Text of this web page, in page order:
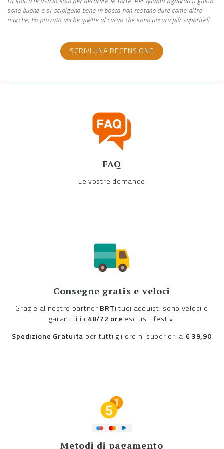
sono buone e si sciolgono bene in bocca non restano dure come altre
marche, ho provato anche quelle al cacao che sono ancora più saporite!!
SCRIVI UNA RECENSIONE
FAQ
Le vostre domande
Consegne gratis e veloci
Grazie al nostro partner BRTi tuoi acquisti sono veloci e
garantiti in 48/72 ore esclusi i festivi
Spedizione Gratuita per tutti gli ordini superiori a € 39,90
Metodi di pagamento